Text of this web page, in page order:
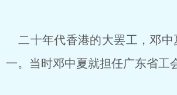
二十年代香港的大罢工，邓中
一。当时邓中夏就担任广东省工